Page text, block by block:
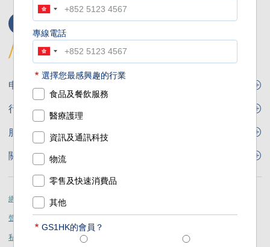
Footer
Site
Menu
申請條碼
GS1條碼
GS1條碼如何幫助您的業務
會員權益
實用工具及資源
行業應用
食品及餐飲服務
醫療護理
資訊及通訊科技
運輸及物流
服務及方案
品牌保護
GS1 HK 學院
關於我們
關於香港貨品編碼協會
業界應用的標準
認識我們的團隊
刊物
Footer
網頁指南
聲明
私隱及保安政策
專線電話
選擇您最感興趣的行業
食品及餐飲服務
醫療護理
資訊及通訊科技
物流
零售及快速消費品
其他
GS1HK的會員？